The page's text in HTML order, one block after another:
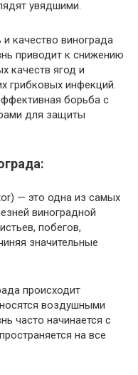
увядшими.
качество винограда
приводит к снижению
качеств ягод и
грибковых инфекций.
борьба с
для защиты
— это одна из самых
виноградной
побегов,
значительные
происходит
воздушными
часто начинается с
на все